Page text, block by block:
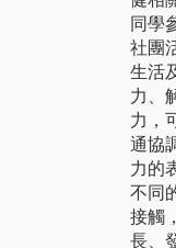
同學
社團
生活
力、
力，
通協
力的
不同
接觸
長、